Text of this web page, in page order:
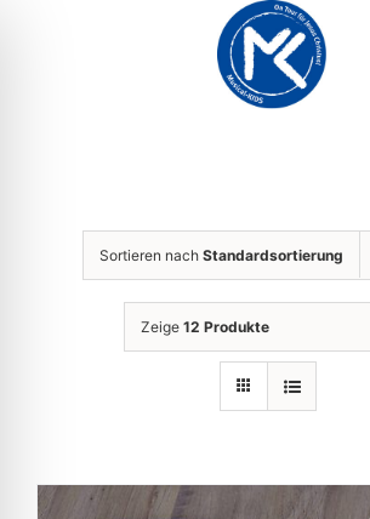
Sortieren nach Standardsortierung
Zeige 12 Produkte